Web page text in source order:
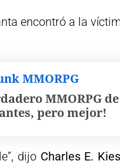
encontró a la
MMORPG
MMORPG
pero mejor!
dijo Charles E.